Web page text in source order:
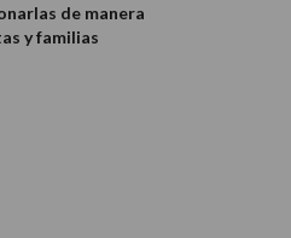
de manera
y familias